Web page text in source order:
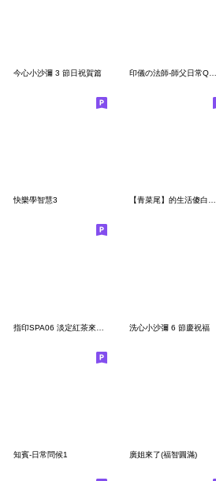
今心小沙彌 3 節日祝賀篇
快樂學智慧3 【青菜尾】的生活傻白語2.(可愛逗趣表情包)
洗心小沙彌 6 節慶祝福
知賓-日常問候1 廣姐來了(福智圓滿)